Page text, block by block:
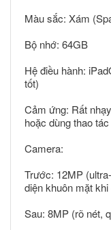
Màu sắc: Xám
Bộ nhớ: 64GB
Hệ điều hành:
tốt)
Cảm ứng: Rất
hoặc dùng thao
Camera:
Trước: 12MP
diện khuôn mặt khi
Sau: 8MP (rõ nét,